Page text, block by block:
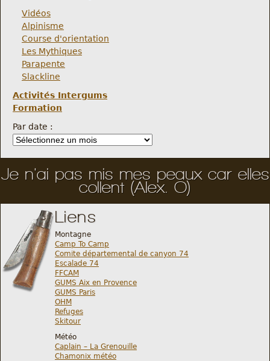
Vidéos
Alpinisme
Course d'orientation
Les Mythiques
Parapente
Slackline
Activités Intergums
Formation
Par date :
Je n'ai pas mis mes peaux car elles
collent (Alex. O)
Liens
Montagne
Camp To Camp
Comite départemental de canyon 74
Escalade 74
FFCAM
GUMS Aix en Provence
GUMS Paris
OHM
Refuges
Skitour
Météo
Caplain – La Grenouille
Chamonix météo